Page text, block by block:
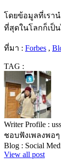
โดยข้อมูลที่เรา
ที่สุดในโลกก็เป็
ที่มา : Forbes ,
TAG :
Writer Profile : uss
ชอบฟังเพลงพอ
Blog : Social
View all post